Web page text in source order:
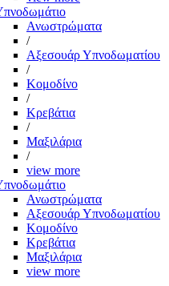
Ανωστρώματα
/
Αξεσουάρ Υπνοδωματίου
/
Κομοδίνο
/
Κρεβάτια
/
Μαξιλάρια
/
view more
Ανωστρώματα
Αξεσουάρ Υπνοδωματίου
Κομοδίνο
Κρεβάτια
Μαξιλάρια
view more